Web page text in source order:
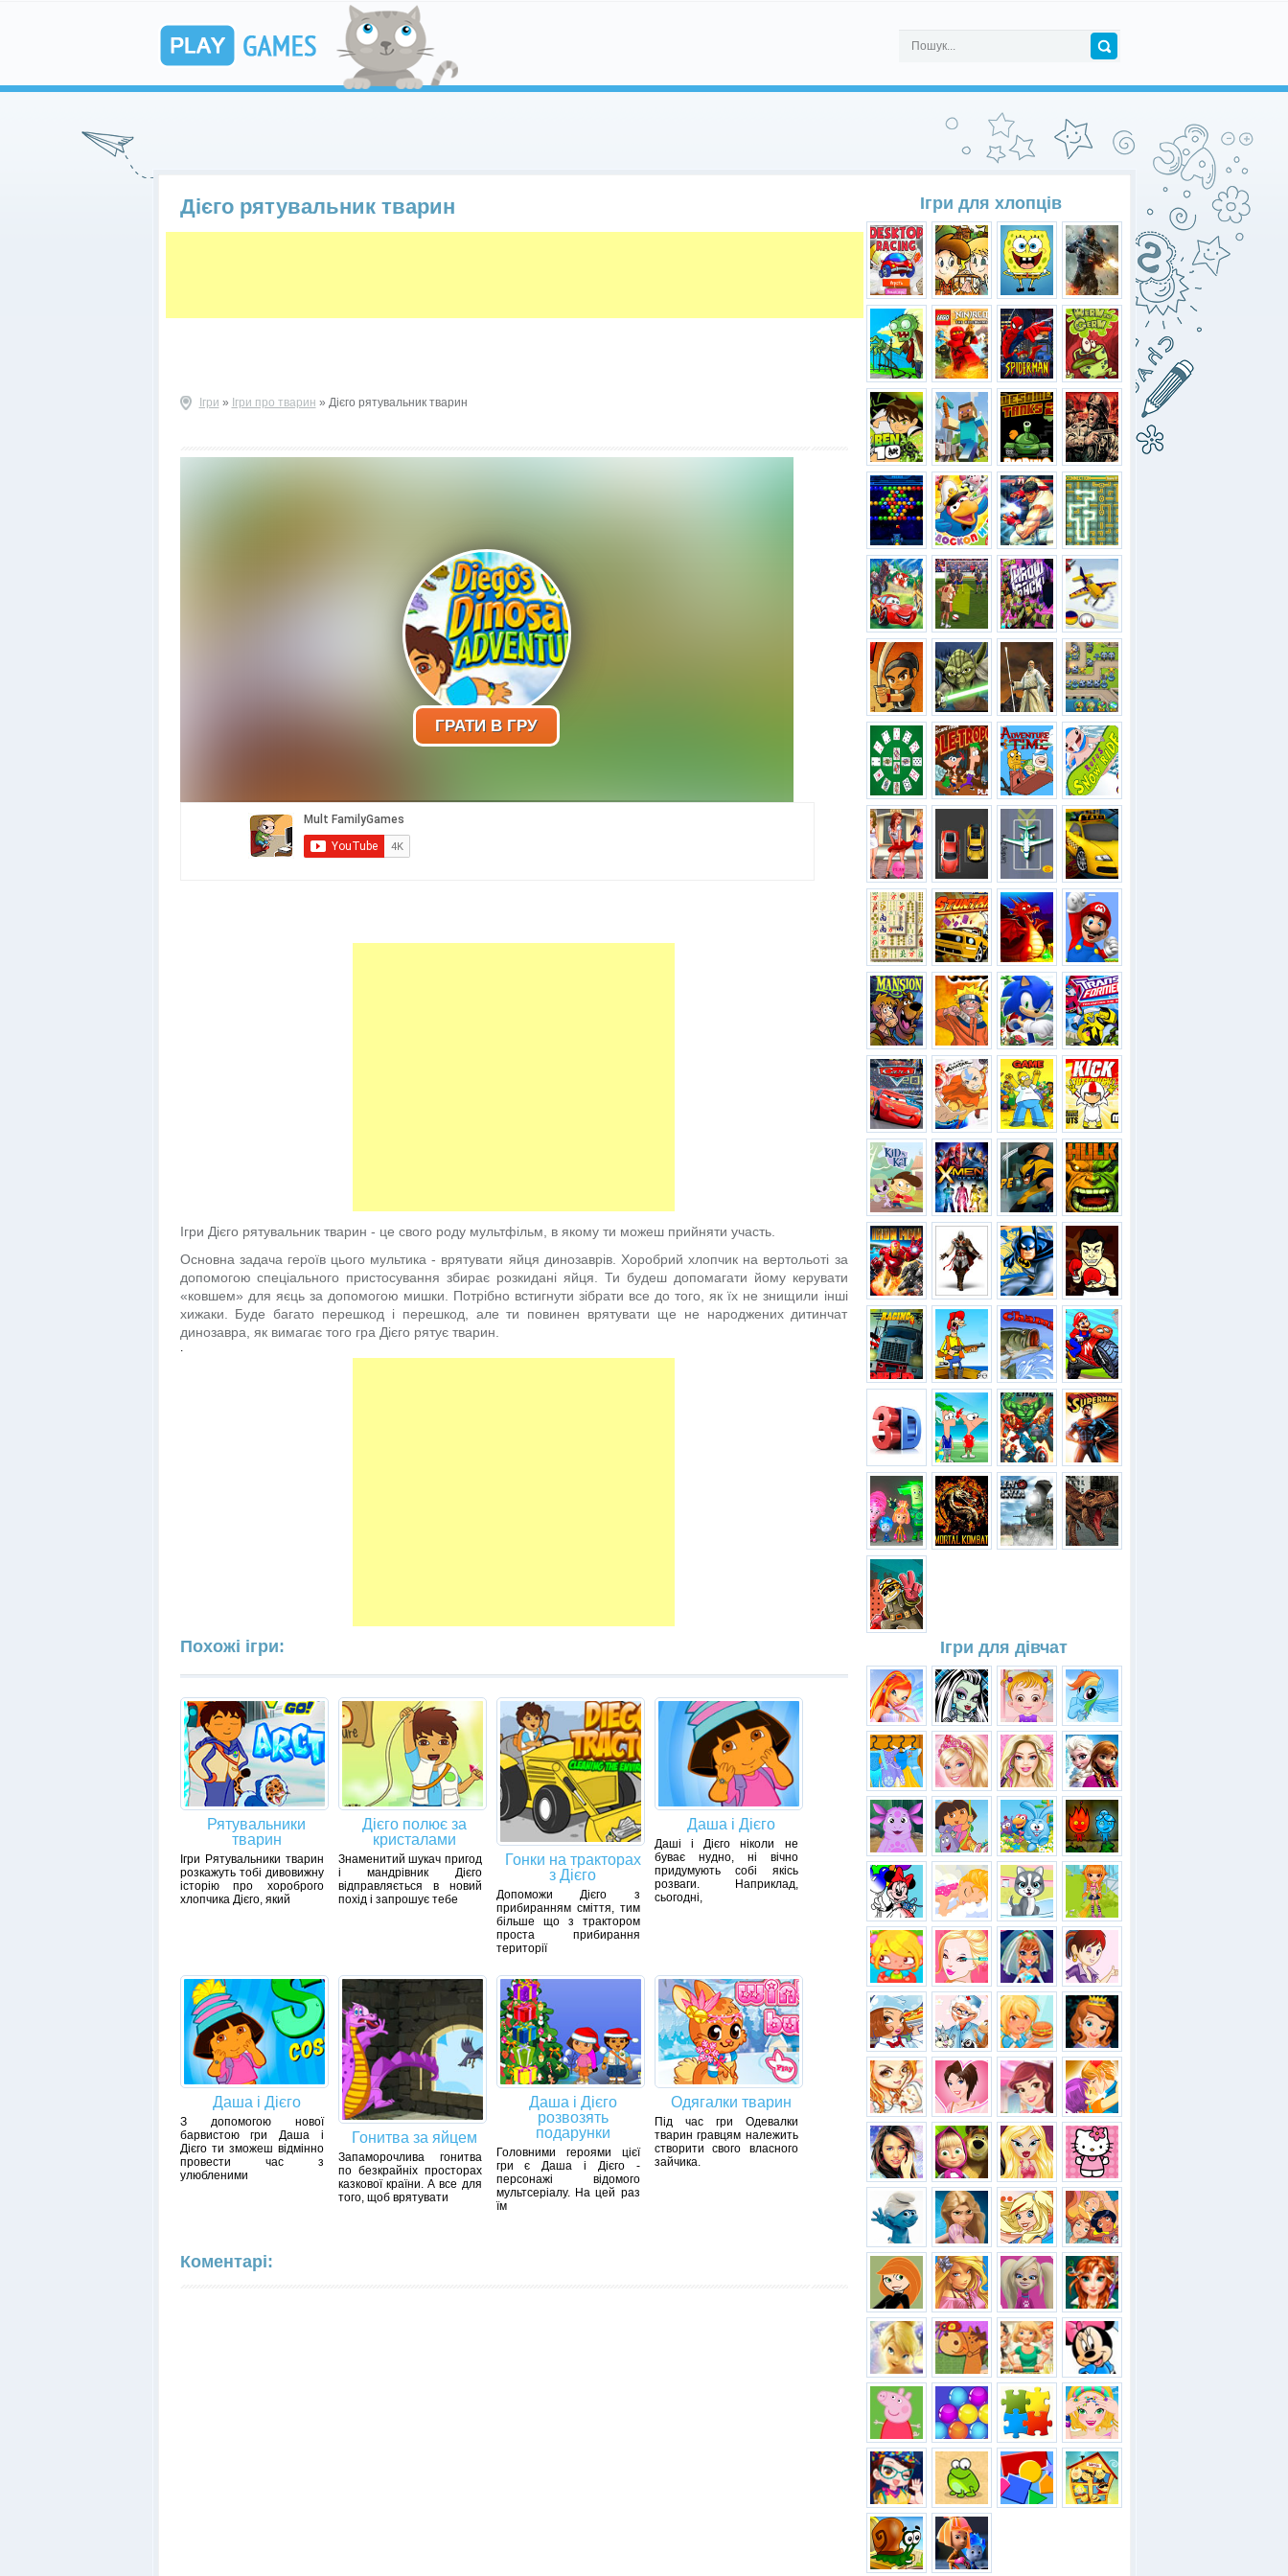
Дієго рятувальник тварин
Ігри » Ігри про тварин » Дієго рятувальник тварин
ГРАТИ В ГРУ
Грати в о рятувальник тварин
Ігри Дієго рятувальник тварин - це свого роду мультфільм, в якому ти можеш прийняти участь.
Основна задача героїв цього мультика - врятувати яйця динозаврів. Хоробрий хлопчик на вертольоті за
допомогою спеціального пристосування збирає розкидані яйця. Ти будеш допомагати йому керувати
«ковшем» для яєць за допомогою мишки. Потрібно встигнути зібрати все до того, як їх не знищили інші
хижаки. Буде багато перешкод і перешкод, але ти повинен врятувати ще не народжених дитинчат
динозавра, як вимагає того гра Дієго рятує тварин.
.
Похожі ігри:
Рятувальники
тварин
Ігри Рятувальники тварин
розкажуть тобі дивовижну
історію про хороброго
хлопчика Дієго, який
Дієго полює за
кристалами
Знаменитий шукач пригод
і мандрівник Дієго
відправляється в новий
похід і запрошує тебе
Гонки на тракторах
з Дієго
Допоможи Дієго з
прибиранням сміття, тим
більше що з трактором
проста прибирання
території
Даша і Дієго
Даші і Дієго ніколи не
буває нудно, ні вічно
придумують собі якісь
розваги. Наприклад,
сьогодні,
Даша і Дієго
З допомогою нової
барвистою гри Даша і
Дієго ти зможеш відмінно
провести час з
улюбленими
Гонитва за яйцем
Запаморочлива гонитва
по безкрайніх просторах
казкової країни. А все для
того, щоб врятувати
Даша і Дієго
розвозять
подарунки
Головними героями цієї
гри є Даша і Дієго -
персонажі відомого
мультсеріалу. На цей раз
їм
Одягалки тварин
Під час гри Одевалки
тварин гравцям належить
створити свого власного
зайчика.
Коментарі:
Ігри для хлопців
Ігри для дівчат